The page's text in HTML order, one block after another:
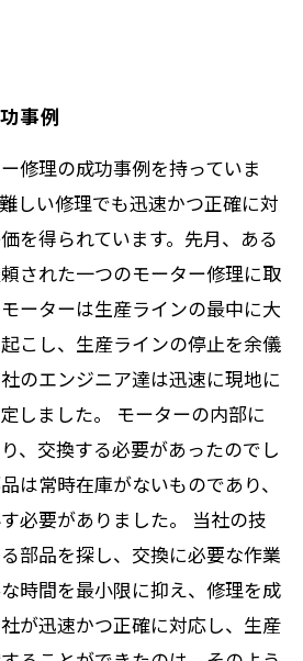
事例
修理の成功事例を持っていま
しい修理でも迅速かつ正確に対
を得られています。先月、ある
された一つのモーター修理に取
ーターは生産ラインの最中に大
こし、生産ラインの停止を余儀
のエンジニア達は迅速に現地に
しました。 モーターの内部に
、交換する必要があったのでし
は常時在庫がないものであり、
必要がありました。 当社の技
部品を探し、交換に必要な作業
時間を最小限に抑え、修理を成
が迅速かつ正確に対応し、生産